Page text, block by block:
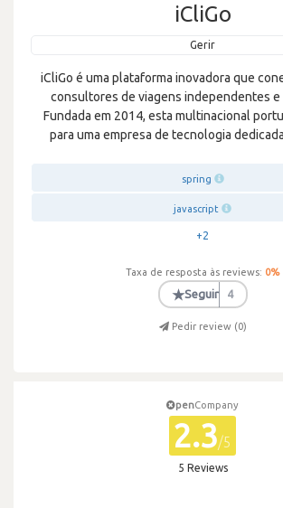
iCliGo
Gerir
iCliGo é uma plataforma inovadora que
consultores de viagens independentes e
Fundada em 2014, esta multinacional
para uma empresa de tecnologia
spring
javascript
+2
Taxa de resposta às reviews: 0%
★Seguir 4
Pedir review (0)
penCompany
2.3/5
5 Reviews